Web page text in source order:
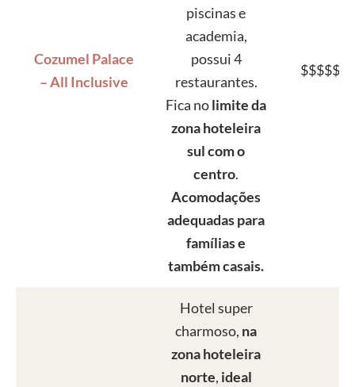
Cozumel Palace
– All Inclusive
piscinas e
academia,
possui 4
restaurantes.
Fica nolimite da
zona hoteleira
sul com o
centro.
Acomodações
adequadas para
famílias e
também casais.
$$$$$
Hotel super
charmoso, na
zona hoteleira
norte, ideal